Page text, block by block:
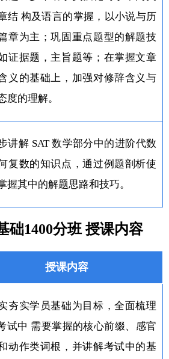
结 构及语言的掌握，以小说与历
章为主；巩固重点题型的解题技
证据题，主旨题等；在掌握文章
义的基础上，加强对修辞含义与
度的理解。
讲解 SAT 数学部分中的进阶代数
复数的知识点，通过例题剖析使
握其中的解题思路和技巧。
础1400分班 授课内容
授课内容
夯实学员基础为目标，全面梳理
试中 需要掌握的核心前缀、感官
动作类词根，并讲解考试中的基